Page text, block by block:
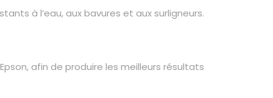
à l’eau, aux bavures et aux surligneurs.
afin de produire les meilleurs résultats